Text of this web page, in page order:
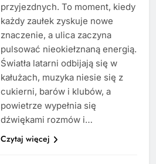
przyjezdnych. To moment, kiedy
każdy zaułek zyskuje nowe
znaczenie, a ulica zaczyna
pulsować nieokiełznaną energią.
Światła latarni odbijają się w
kałużach, muzyka niesie się z
cukierni, barów i klubów, a
powietrze wypełnia się
dźwiękami rozmów i…
Czytaj więcej